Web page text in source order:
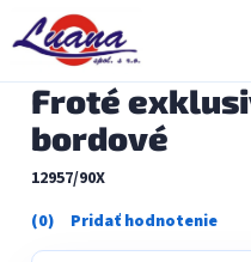
obsah
Froté
bordové
12957/90X
Priemerné
hodnotenie